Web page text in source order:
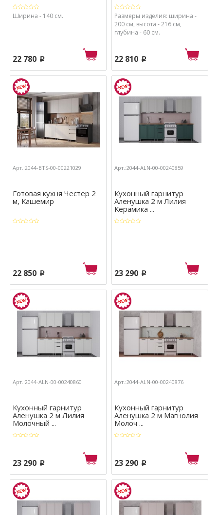
Ширина - 140 см.
22 780 p
Размеры изделия: ширина -
200 см, высота - 216 см,
глубина - 60 см.
22 810 p
Арт.:2044-BTS-00-00221029
Готовая кухня Честер 2
м, Кашемир
22 850 p
Арт.:2044-ALN-00-00240859
Кухонный гарнитур
Аленушка 2 м Лилия
Керамика ...
23 290 p
Арт.:2044-ALN-00-00240860
Кухонный гарнитур
Аленушка 2 м Лилия
Молочный ...
23 290 p
Арт.:2044-ALN-00-00240876
Кухонный гарнитур
Аленушка 2 м Магнолия
Молоч ...
23 290 p